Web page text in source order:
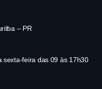
– PR
sexta-feira das 09 às 17h30